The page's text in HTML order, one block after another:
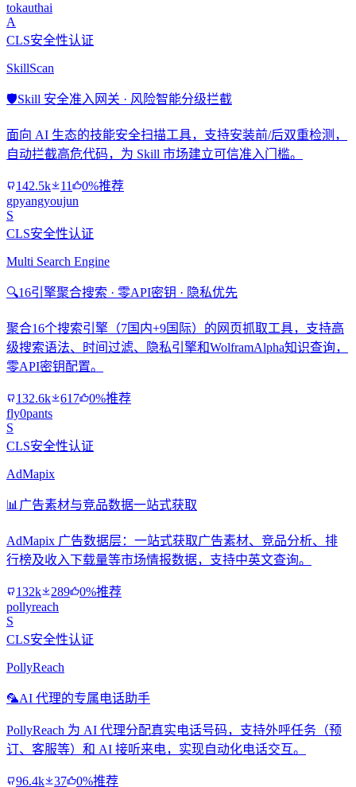
tokauthai
A
CLS安全性认证
SkillScan
🛡️Skill 安全准入网关 · 风险智能分级拦截
面向 AI 生态的技能安全扫描工具，支持安装前/后双重检测，
自动拦截高危代码，为 Skill 市场建立可信准入门槛。
142.5k 11
0%推荐
gpyangyoujun
S
CLS安全性认证
Multi Search Engine
🔍16引擎聚合搜索 · 零API密钥 · 隐私优先
聚合16个搜索引擎（7国内+9国际）的网页抓取工具，支持高
级搜索语法、时间过滤、隐私引擎和WolframAlpha知识查询，
零API密钥配置。
132.6k 617
0%推荐
fly0pants
S
CLS安全性认证
AdMapix
📊 广告素材与竞品数据一站式获取
AdMapix 广告数据层：一站式获取广告素材、竞品分析、排
行榜及收入下载量等市场情报数据，支持中英文查询。
132k 289
0%推荐
pollyreach
S
CLS安全性认证
PollyReach
🦜AI 代理的专属电话助手
PollyReach 为 AI 代理分配真实电话号码，支持外呼任务（预
订、客服等）和 AI 接听来电，实现自动化电话交互。
96.4k 37 0%推荐